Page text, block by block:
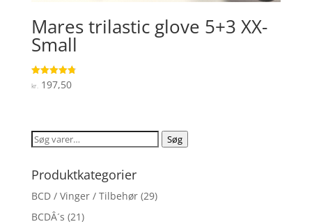
Mares trilastic glove 5+3 XX-
Small
Vurderet
4.8
kr. 197,50
Søg
Søg
Produktkategorier
BCD / Vinger / Tilbehør (29)
BCDÂ´s (21)